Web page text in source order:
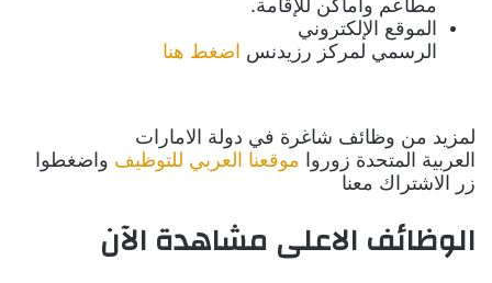
الموقع الإلكتروني
الرسمي لمركز رزيدنس اضغط هنا
لمزيد من وظائف شاغرة في دولة الامارات
العربية المتحدة زوروا موقعنا العربي للتوظيف واضغطوا
زر الاشتراك معنا
الوظائف الاعلى مشاهدة الآن